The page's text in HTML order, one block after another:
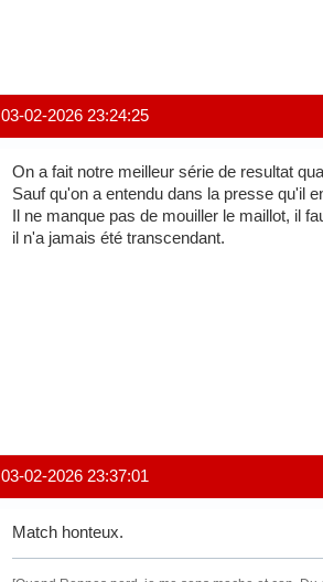
03-02-2026 23:24:25
On a fait notre meilleur série de resultat
Sauf qu'on a entendu dans la presse qu'il
Il ne manque pas de mouiller le maillot, il
il n'a jamais été transcendant.
03-02-2026 23:37:01
Match honteux.